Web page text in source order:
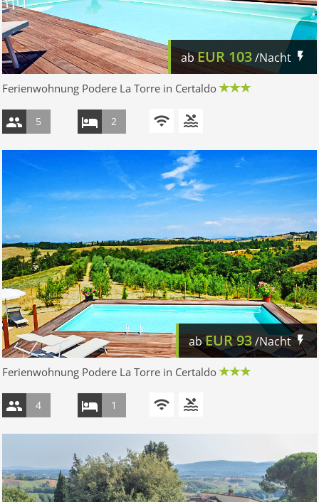
abEUR103/Nacht
Ferienwohnung Podere La Torre in Certaldo
5 2
abEUR93/Nacht
Ferienwohnung Podere La Torre in Certaldo
4 1